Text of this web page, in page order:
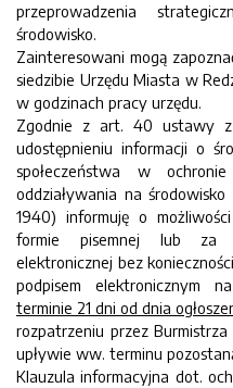
przeprowadzenia
środowisko.
Zainteresowani mogą
siedzibie Urzędu Miasta w
w godzinach pracy urzędu.
Zgodnie z art. 40 ustawy
udostępnieniu informacji o
społeczeństwa w
oddziaływania na
1940) informuję o
formie pisemnej lub za
elektronicznej bez
podpisem elektronicznym
terminie 21 dni od dnia
rozpatrzeniu przez
upływie ww. terminu
Klauzula informacyjna dot.